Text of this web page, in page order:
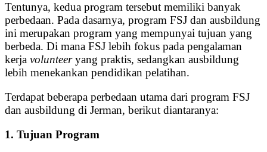
Tentunya, kedua program tersebut memiliki banyak
perbedaan. Pada dasarnya, program FSJ dan ausbildung
ini merupakan program yang mempunyai tujuan yang
berbeda. Di mana FSJ lebih fokus pada pengalaman
kerja volunteeryang praktis, sedangkan ausbildung
lebih menekankan pendidikan pelatihan.
Terdapat beberapa perbedaan utama dari program FSJ
dan ausbildung di Jerman, berikut diantaranya:
1. Tujuan Program